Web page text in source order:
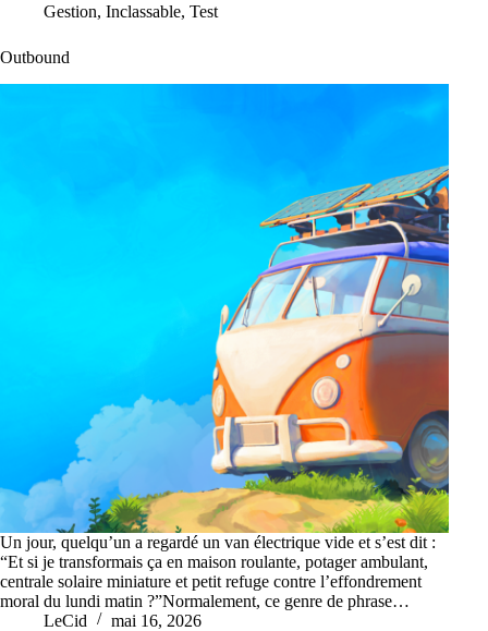
Gestion, Inclassable, Test
Outbound
Un jour, quelqu’un a regardé un van électrique vide et s’est dit :
“Et si je transformais ça en maison roulante, potager ambulant,
centrale solaire miniature et petit refuge contre l’effondrement
moral du lundi matin ?”Normalement, ce genre de phrase…
LeCid
mai 16, 2026